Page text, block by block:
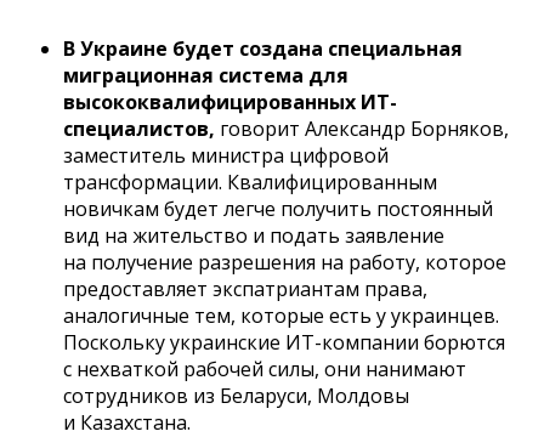
В Украине будет создана специальная
миграционная система для
высококвалифицированных ИТ-
специалистов, говорит Александр Борняков,
заместитель министра цифровой
трансформации. Квалифицированным
новичкам будет легче получить постоянный
вид на жительство и подать заявление
на получение разрешения на работу, которое
предоставляет экспатриантам права,
аналогичные тем, которые есть у украинцев.
Поскольку украинские ИТ-компании борются
с нехваткой рабочей силы, они нанимают
сотрудников из Беларуси, Молдовы
и Казахстана.